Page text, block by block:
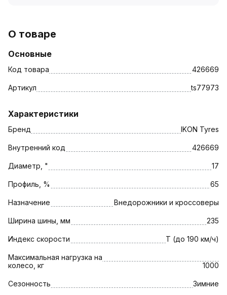
О товаре
Основные
Код товара 426669
Артикул ts77973
Характеристики
Бренд IKON Tyres
Внутренний код 426669
Диаметр, " 17
Профиль, % 65
Назначение Внедорожники и кроссоверы
Ширина шины, мм 235
Индекс скорости T (до 190 км/ч)
Максимальная нагрузка на
колесо, кг
1000
Сезонность Зимние